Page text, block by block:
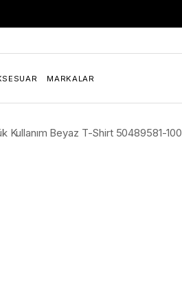
MARKALAR
Kullanım Beyaz T-Shirt 50489581-100